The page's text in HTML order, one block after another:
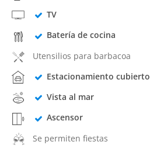
TV
Batería de cocina
Utensilios para barbacoa
Estacionamiento cubierto
Vista al mar
Ascensor
Se permiten fiestas